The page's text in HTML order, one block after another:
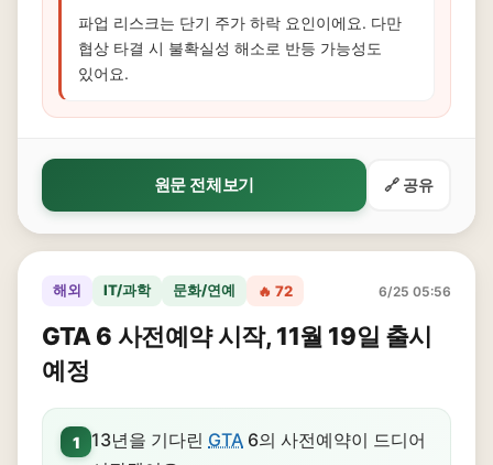
파업 리스크는 단기 주가 하락 요인이에요. 다만
협상 타결 시 불확실성 해소로 반등 가능성도
있어요.
원문 전체보기 🔗 공유
해외 IT/과학 문화/연예 🔥 72 6/25 05:56
GTA 6 사전예약 시작, 11월 19일 출시
예정
1 13년을 기다린 GTA 6의 사전예약이 드디어